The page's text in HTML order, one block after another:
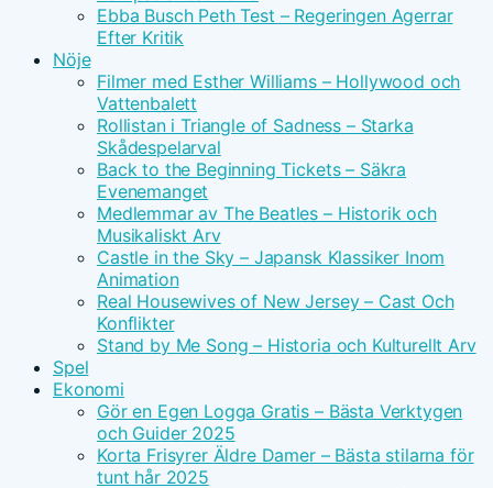
Ebba Busch Peth Test – Regeringen Agerrar
Efter Kritik
Nöje
Filmer med Esther Williams – Hollywood och
Vattenbalett
Rollistan i Triangle of Sadness – Starka
Skådespelarval
Back to the Beginning Tickets – Säkra
Evenemanget
Medlemmar av The Beatles – Historik och
Musikaliskt Arv
Castle in the Sky – Japansk Klassiker Inom
Animation
Real Housewives of New Jersey – Cast Och
Konflikter
Stand by Me Song – Historia och Kulturellt Arv
Spel
Ekonomi
Gör en Egen Logga Gratis – Bästa Verktygen
och Guider 2025
Korta Frisyrer Äldre Damer – Bästa stilarna för
tunt hår 2025